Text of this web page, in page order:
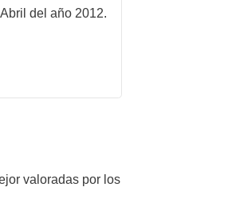
del año 2012.
valoradas por los